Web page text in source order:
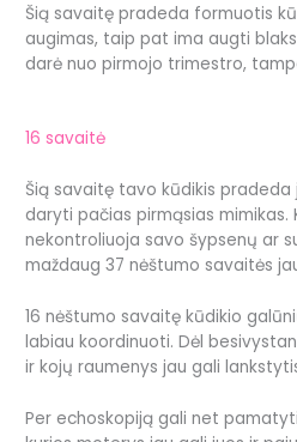
Šią savaitę pradeda formuotis
augimas, taip pat ima augti
darė nuo pirmojo trimestro,
16 savaitė
Šią savaitę tavo kūdikis
daryti pačias pirmąsias mimikas.
nekontroliuoja savo šypsenų ar
maždaug 37 nėštumo savaitės
16 nėštumo savaitę kūdikio
labiau koordinuoti. Dėl
ir kojų raumenys jau gali
Per echoskopiją gali net